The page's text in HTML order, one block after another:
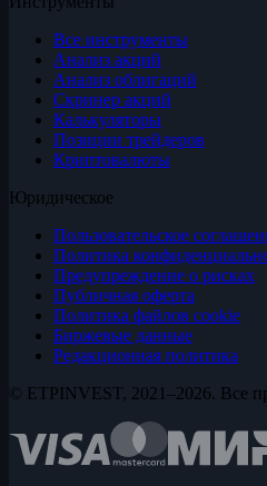
Все инструменты
Анализ акций
Анализ облигаций
Скринер акций
Калькуляторы
Позиции трейдеров
Криптовалюты
Юридическое
Пользовательское
Политика
Предупреждение о рисках
Публичная оферта
Политика файлов cookie
Биржевые данные
Редакционная политика
© ETPINVEST, 2021–2026. Все